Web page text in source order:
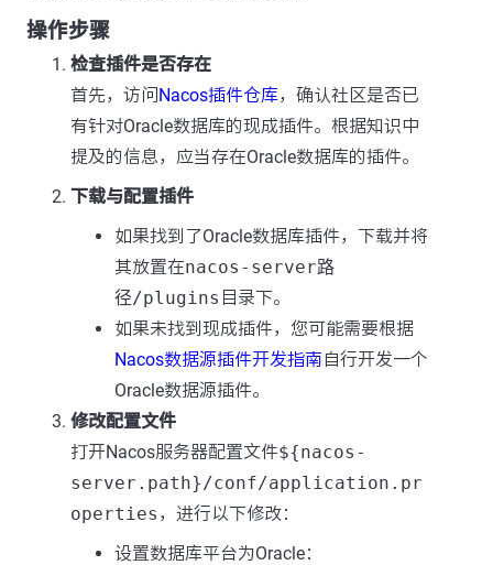
操作步骤
检查插件是否存在
首先，访问Nacos插件仓库，确认社区是否已
有针对Oracle数据库的现成插件。根据知识中
提及的信息，应当存在Oracle数据库的插件。
下载与配置插件
如果找到了Oracle数据库插件，下载并将
其放置在nacos-server路
径/plugins 目录下。
如果未找到现成插件，您可能需要根据
Nacos数据源插件开发指南 自行开发一个
Oracle数据源插件。
修改配置文件
打开Nacos服务器配置文件${nacos-
server.path}/conf/application.pr
operties ，进行以下修改：
设置数据库平台为Oracle：